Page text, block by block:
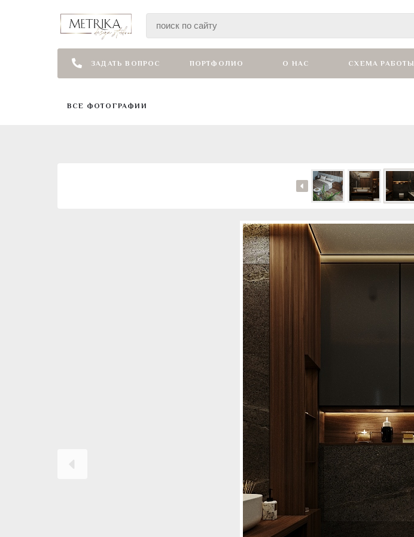
ЗАДАТЬ ВОПРОС ПОРТФОЛИО О НАС СХЕМА РАБОТЫ
ВСЕ ФОТОГРАФИИ